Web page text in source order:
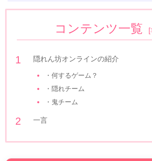
コンテンツ一覧 [
隠れん坊オンラインの紹介
・何するゲーム？
・隠れチーム
・鬼チーム
一言